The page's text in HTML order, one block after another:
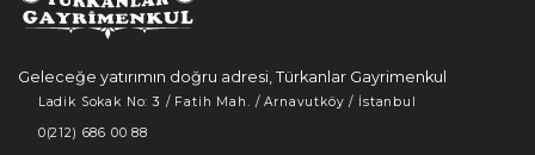
Geleceğe yatırımın doğru adresi, Türkanlar Gayrimenkul
Ladik Sokak No: 3 / Fatih Mah. / Arnavutköy / İstanbul
0(212) 686 00 88